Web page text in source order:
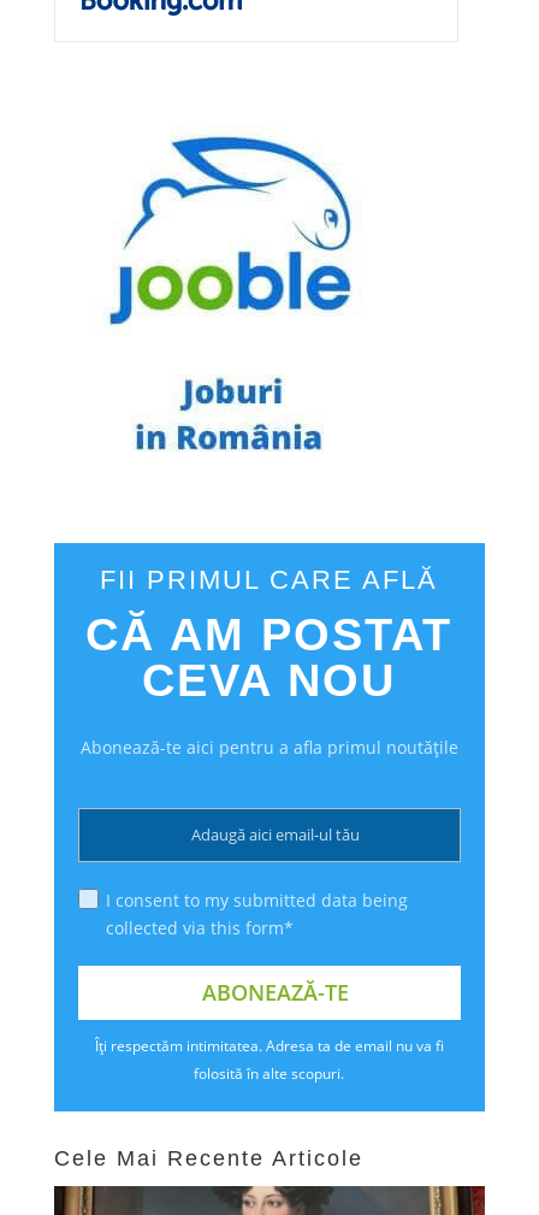
FII PRIMUL CARE AFLĂ
CĂ AM POSTAT
CEVA NOU
Abonează-te aici pentru a afla primul noutățile
I consent to my submitted data being
collected via this form*
Îți respectăm intimitatea. Adresa ta de email nu va fi
folosită în alte scopuri.
Cele Mai Recente Articole